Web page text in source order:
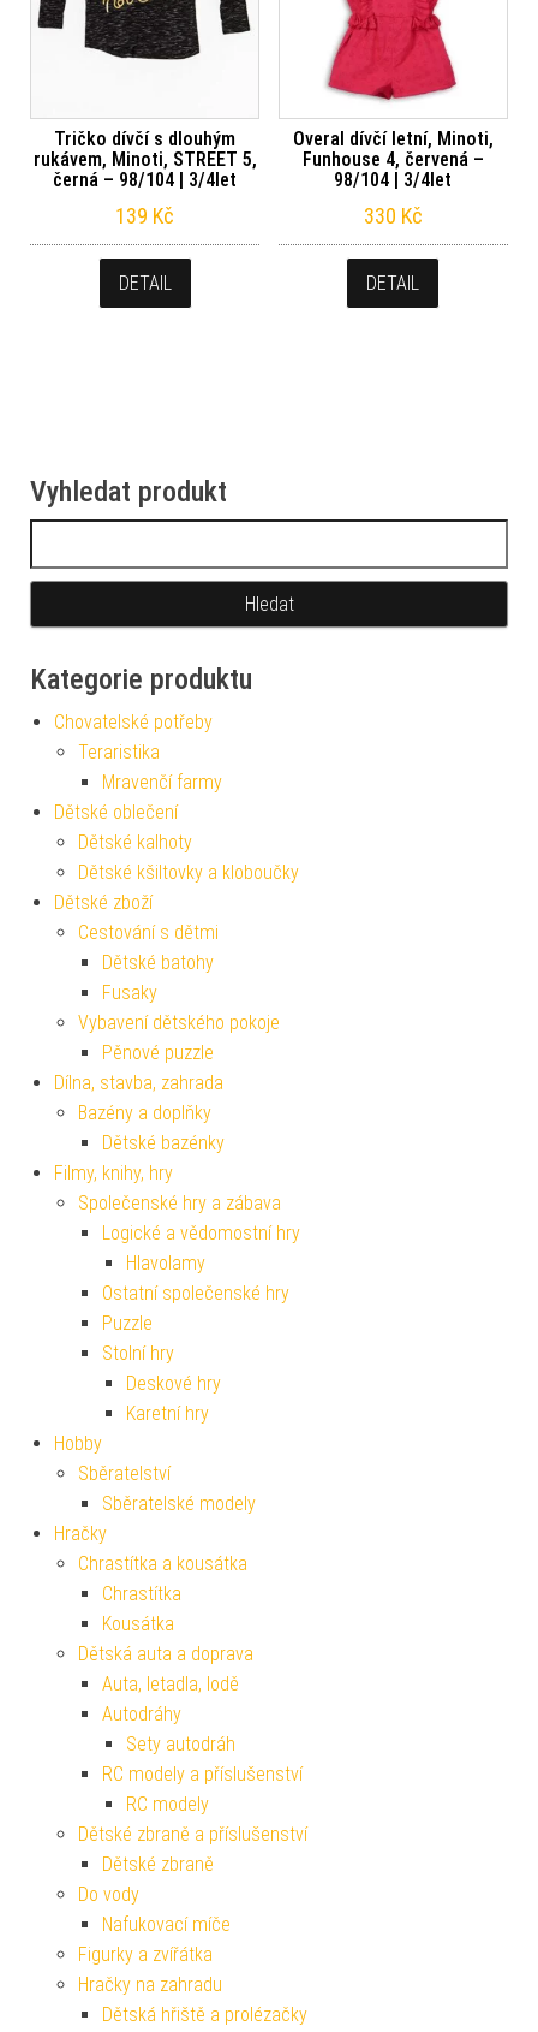
Tričko dívčí s dlouhým
rukávem, Minoti, STREET 5,
černá – 98/104 | 3/4let
139 Kč
DETAIL
Overal dívčí letní, Minoti,
Funhouse 4, červená –
98/104 | 3/4let
330 Kč
DETAIL
Vyhledat produkt
Kategorie produktu
Chovatelské potřeby
Teraristika
Mravenčí farmy
Dětské oblečení
Dětské kalhoty
Dětské kšiltovky a kloboučky
Dětské zboží
Cestování s dětmi
Dětské batohy
Fusaky
Vybavení dětského pokoje
Pěnové puzzle
Dílna, stavba, zahrada
Bazény a doplňky
Dětské bazénky
Filmy, knihy, hry
Společenské hry a zábava
Logické a vědomostní hry
Hlavolamy
Ostatní společenské hry
Puzzle
Stolní hry
Deskové hry
Karetní hry
Hobby
Sběratelství
Sběratelské modely
Hračky
Chrastítka a kousátka
Chrastítka
Kousátka
Dětská auta a doprava
Auta, letadla, lodě
Autodráhy
Sety autodráh
RC modely a příslušenství
RC modely
Dětské zbraně a příslušenství
Dětské zbraně
Do vody
Nafukovací míče
Figurky a zvířátka
Hračky na zahradu
Dětská hřiště a prolézačky